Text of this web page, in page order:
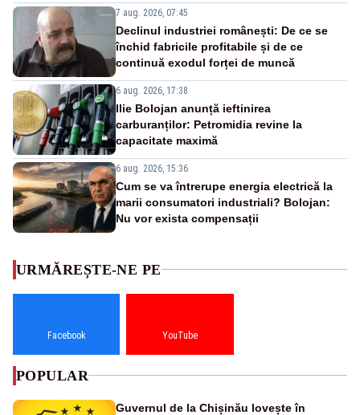
7 aug. 2026, 07:45
Declinul industriei românești: De ce se
închid fabricile profitabile și de ce
continuă exodul forței de muncă
6 aug. 2026, 17:38
Ilie Bolojan anunță ieftinirea
carburanților: Petromidia revine la
capacitate maximă
6 aug. 2026, 15:36
Cum se va întrerupe energia electrică la
marii consumatori industriali? Bolojan:
Nu vor exista compensații
URMĂREȘTE-NE PE
Facebook YouTube
POPULAR
Guvernul de la Chișinău lovește în